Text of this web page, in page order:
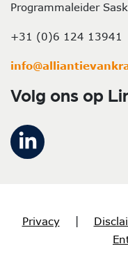
Programmaleider
+31 (0)6 124 13941
Volg ons op
Privacy